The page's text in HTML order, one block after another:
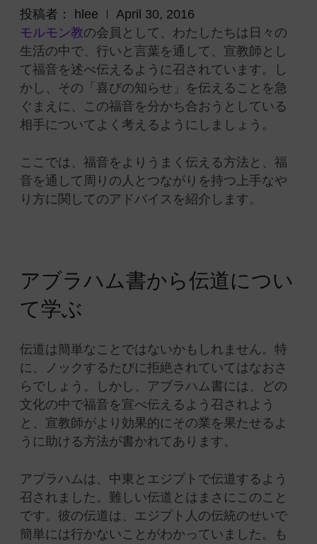
投稿者： hlee
April 30, 2016
モルモン教の会員として、わたしたちは日々の
生活の中で、行いと言葉を通して、宣教師とし
て福音を述べ伝えるように召されています。し
かし、その「喜びの知らせ」を伝えることを急
ぐまえに、この福音を分かち合おうとしている
相手についてよく考えるようにしましょう。
ここでは、福音をよりうまく伝える方法と、福
音を通して周りの人とつながりを持つ上手なや
り方に関してのアドバイスを紹介します。
アブラハム書から伝道につい
て学ぶ
伝道は簡単なことではないかもしれません。特
に、ノックするたびに拒絶されていてはなおさ
らでしょう。しかし、アブラハム書には、どの
文化の中で福音を宣べ伝えるよう召されよう
と、宣教師がより効果的にその業を果たせるよ
うに助ける方法が書かれてあります。
アブラハムは、中東とエジプトで伝道するよう
召されました。難しい伝道とはまさにこのこと
です。彼の伝道は、エジプト人の伝統のせいで
簡単には行かないことがわかっていました。も